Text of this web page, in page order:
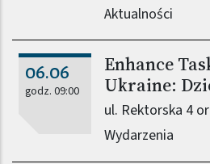
Aktualności
06.06
godz. 09:00
Enhance
Ukraine:
ul. Rektorska 4
Wydarzenia